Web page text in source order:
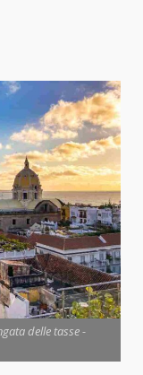
delle tasse -